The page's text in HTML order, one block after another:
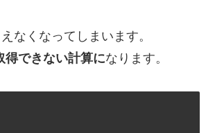
なくなってしまいます。
得できない計算になります。